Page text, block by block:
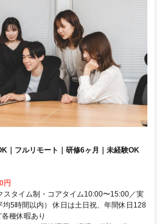
｜フルリモート｜研修6ヶ月｜未経験OK
円
スタイム制・コアタイム10:00〜15:00／実
5時間以内） 休日は土日祝、年間休日128
種休暇あり